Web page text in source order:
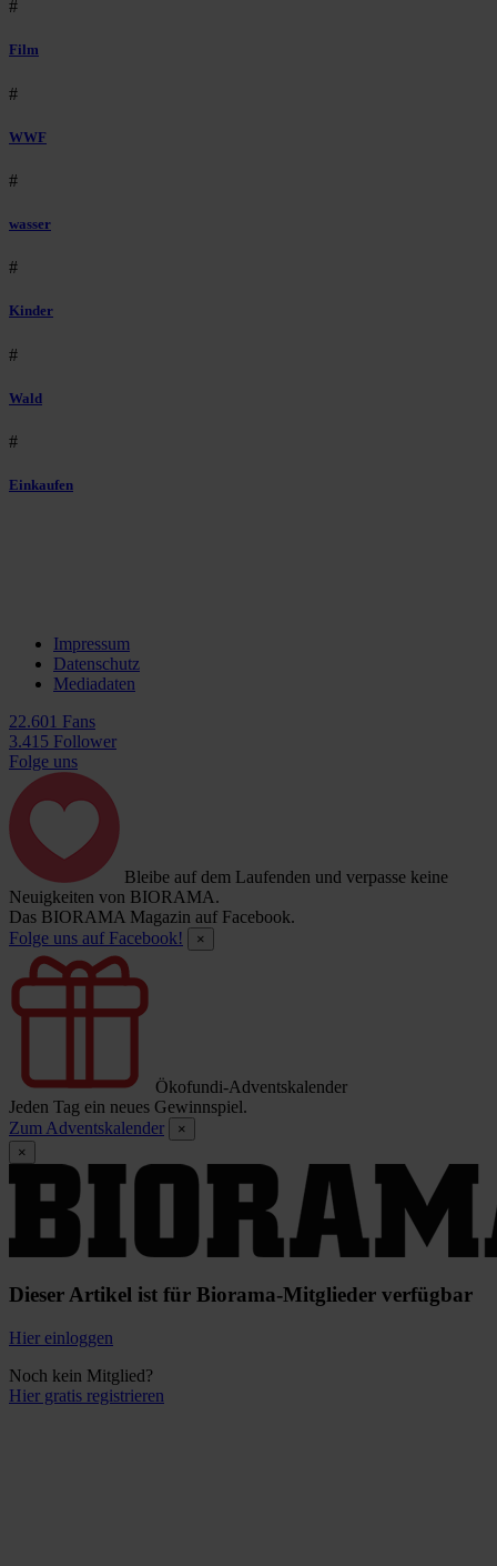
#
Film
#
WWF
#
wasser
#
Kinder
#
Wald
#
Einkaufen
Impressum
Datenschutz
Mediadaten
22.601 Fans
3.415 Follower
Folge uns
Bleibe auf dem Laufenden und verpasse keine
Neuigkeiten von BIORAMA.
Das BIORAMA Magazin auf Facebook.
Folge uns auf Facebook!
×
Ökofundi-Adventskalender
Jeden Tag ein neues Gewinnspiel.
Zum Adventskalender
×
×
Dieser Artikel ist für Biorama-Mitglieder verfügbar
Hier einloggen
Noch kein Mitglied?
Hier gratis registrieren